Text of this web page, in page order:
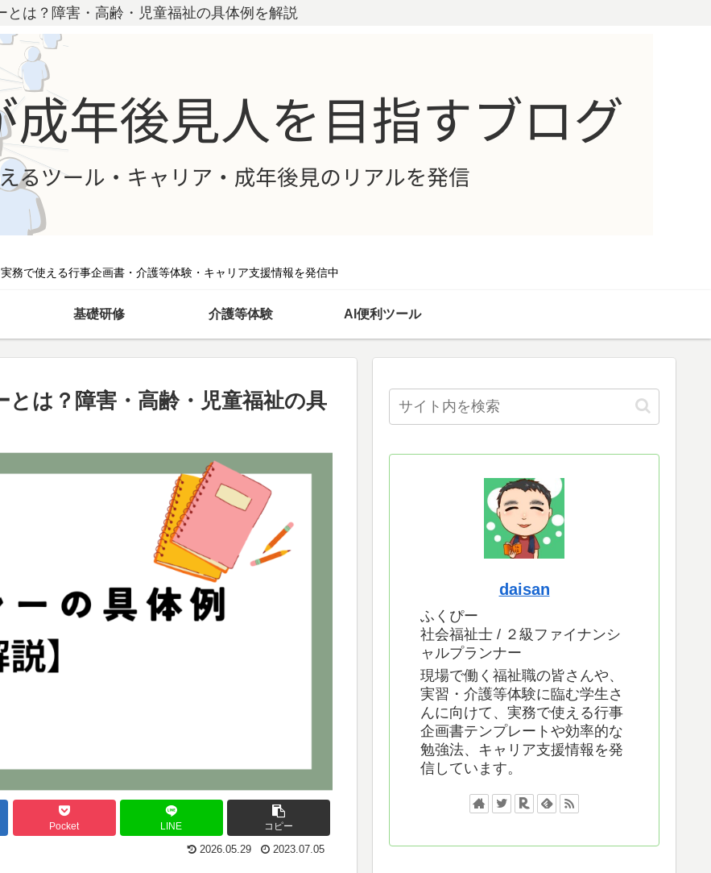
とは？障害・高齢・児童福祉の具体例を解説
実務で使える行事企画書・介護等体験・キャリア支援情報を発信中
基礎研修 介護等体験 AI便利ツール
は？障害・高齢・児童福祉の具
Pocket LINE コピー
2026.05.29 2023.07.05
daisan
ふくぴー
社会福祉士 / ２級ファイナンシ
ャルプランナー
現場で働く福祉職の皆さんや、
実習・介護等体験に臨む学生さ
んに向けて、実務で使える行事
企画書テンプレートや効率的な
勉強法、キャリア支援情報を発
信しています。